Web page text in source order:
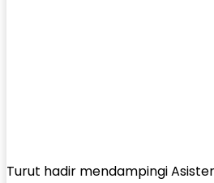
Turut hadir mendampingi